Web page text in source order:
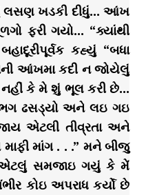
લસણ ખડકી દીધું… આંખ
ફરી ગયો… “ક્યાંથી
કહ્યું “બધા
આંખમા કદી ન જોયેલું
કે મે શું ભૂલ કરી છે…
ઢસડ્યો અને લઇ ગઇ
એટલી તીવ્રતા અને
માંગ . . .” મને બીજુ
સમજાઇ ગયું કે મેં
કોઇ અપરાધ કર્યો છે